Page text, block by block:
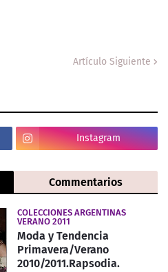
Artículo Siguiente
Instagram
Commentarios
COLECCIONES ARGENTINAS
VERANO 2011
Moda y Tendencia
Primavera/Verano
2010/2011.Rapsodia.